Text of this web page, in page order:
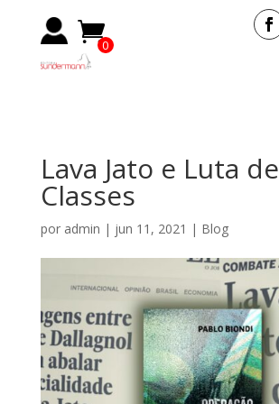
0
Lava Jato e Luta de
Classes
por admin | jun 11, 2021 | Blog